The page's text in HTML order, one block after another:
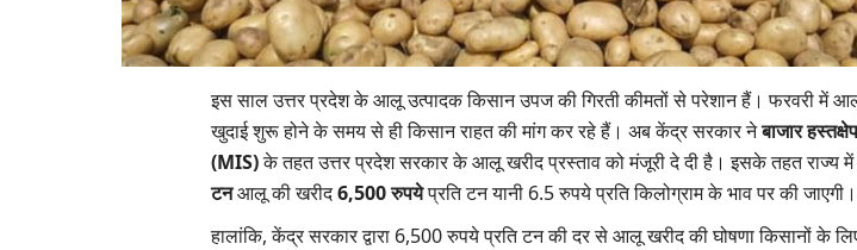
इस साल उत्तर प्रदेश के आलू उत्पादक किसान उपज की गिरती कीमतों से परेशान हैं। फरवरी में
खुदाई शुरू होने के समय से ही किसान राहत की मांग कर रहे हैं। अब केंद्र सरकार नेबाजार
(MIS)के तहत उत्तर प्रदेश सरकार के आलू खरीद प्रस्ताव को मंजूरी दे दी है। इसके तहत राज्य में
टनआलू की खरीद6,500 रुपयेप्रति टन यानी 6.5 रुपये प्रति किलोग्राम के भाव पर की जाएगी।
हालांकि, केंद्र सरकार द्वारा 6,500 रुपये प्रति टन की दर से आलू खरीद की घोषणा किसानों के